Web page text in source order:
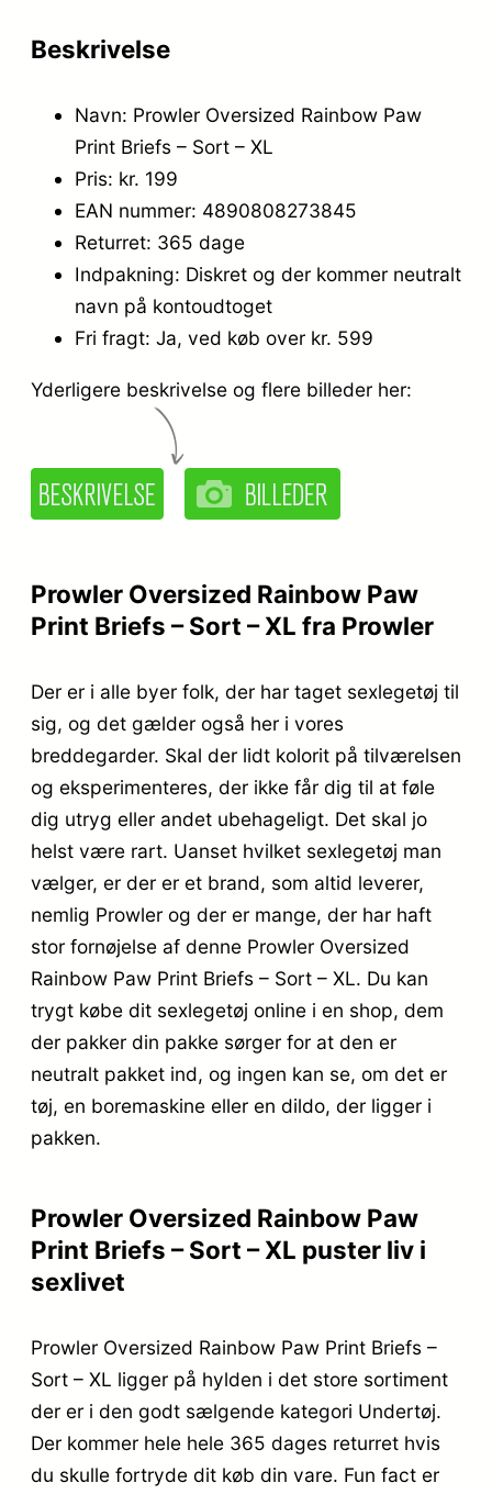
Beskrivelse
Navn: Prowler Oversized Rainbow Paw
Print Briefs – Sort – XL
Pris: kr. 199
EAN nummer: 4890808273845
Returret: 365 dage
Indpakning: Diskret og der kommer neutralt
navn på kontoudtoget
Fri fragt: Ja, ved køb over kr. 599
Yderligere beskrivelse og flere billeder her:
Prowler Oversized Rainbow Paw
Print Briefs – Sort – XL fra Prowler
Der er i alle byer folk, der har taget sexlegetøj til
sig, og det gælder også her i vores
breddegarder. Skal der lidt kolorit på tilværelsen
og eksperimenteres, der ikke får dig til at føle
dig utryg eller andet ubehageligt. Det skal jo
helst være rart. Uanset hvilket sexlegetøj man
vælger, er der er et brand, som altid leverer,
nemlig Prowler og der er mange, der har haft
stor fornøjelse af denne Prowler Oversized
Rainbow Paw Print Briefs – Sort – XL. Du kan
trygt købe dit sexlegetøj online i en shop, dem
der pakker din pakke sørger for at den er
neutralt pakket ind, og ingen kan se, om det er
tøj, en boremaskine eller en dildo, der ligger i
pakken.
Prowler Oversized Rainbow Paw
Print Briefs – Sort – XL puster liv i
sexlivet
Prowler Oversized Rainbow Paw Print Briefs –
Sort – XL ligger på hylden i det store sortiment
der er i den godt sælgende kategori Undertøj.
Der kommer hele hele 365 dages returret hvis
du skulle fortryde dit køb din vare. Fun fact er